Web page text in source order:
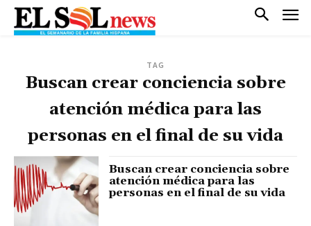
TAG
Buscan crear conciencia sobre
atención médica para las
personas en el final de su vida
Buscan crear conciencia sobre
atención médica para las
personas en el final de su vida